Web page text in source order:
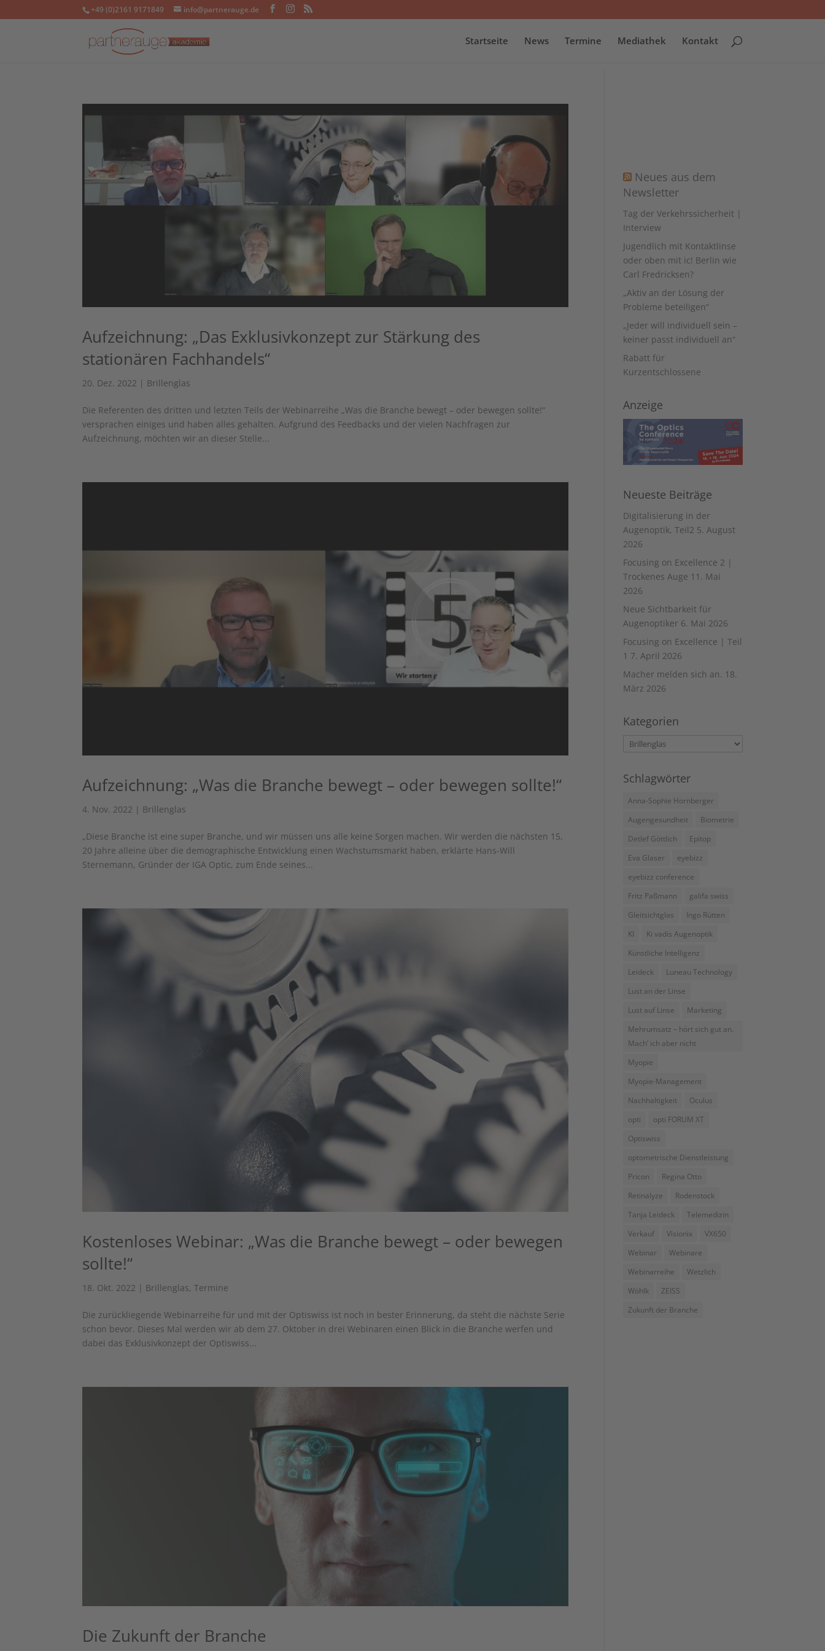
+49 (0)2161 9171849 info@partnerauge.de
Startseite News Termine Mediathek Kontakt
Aufzeichnung: „Das Exklusivkonzept zur Stärkung des
stationären Fachhandels“
20. Dez. 2022 | Brillenglas
Die Referenten des dritten und letzten Teils der Webinarreihe „Was die Branche bewegt – oder bewegen sollte!“
versprachen einiges und haben alles gehalten. Aufgrund des Feedbacks und der vielen Nachfragen zur
Aufzeichnung, möchten wir an dieser Stelle...
Aufzeichnung: „Was die Branche bewegt – oder bewegen sollte!“
4. Nov. 2022 | Brillenglas
„Diese Branche ist eine super Branche, und wir müssen uns alle keine Sorgen machen. Wir werden die nächsten 15,
20 Jahre alleine über die demographische Entwicklung einen Wachstumsmarkt haben, erklärte Hans-Will
Sternemann, Gründer der IGA Optic, zum Ende seines...
Kostenloses Webinar: „Was die Branche bewegt – oder bewegen
sollte!“
18. Okt. 2022 | Brillenglas,Termine
Die zurückliegende Webinarreihe für und mit der Optiswiss ist noch in bester Erinnerung, da steht die nächste Serie
schon bevor. Dieses Mal werden wir ab dem 27. Oktober in drei Webinaren einen Blick in die Branche werfen und
dabei das Exklusivkonzept der Optiswiss...
Die Zukunft der Branche
Neues aus dem
Newsletter
Tag der Verkehrssicherheit |
Interview
Jugendlich mit Kontaktlinse
oder oben mit ic! Berlin wie
Carl Fredricksen?
„Aktiv an der Lösung der
Probleme beteiligen“
„Jeder will individuell sein –
keiner passt individuell an“
Rabatt für
Kurzentschlossene
Anzeige
Neueste Beiträge
Digitalisierung in der
Augenoptik, Teil2 5. August
2026
Focusing on Excellence 2 |
Trockenes Auge 11. Mai
2026
Neue Sichtbarkeit für
Augenoptiker 6. Mai 2026
Focusing on Excellence | Teil
1 7. April 2026
Macher melden sich an. 18.
März 2026
Kategorien
Kategorien
Schlagwörter
Anna-Sophie Hornberger
Augengesundheit
Biometrie
Detlef Göttlich
Epitop
Eva Glaser
eyebizz
eyebizz conference
Fritz Paßmann
galifa swiss
Gleitsichtglas
Ingo Rütten
KI
Ki vadis Augenoptik
Künstliche Intelligenz
Leideck
Luneau Technology
Lust an der Linse
Lust auf Linse
Marketing
Mehrumsatz – hört sich gut an.
Mach’ ich aber nicht
Myopie
Myopie-Management
Nachhaltigkeit
Oculus
opti
opti FORUM XT
Optiswiss
optometrische Dienstleistung
Pricon
Regina Otto
Retinalyze
Rodenstock
Tanja Leideck
Telemedizin
Verkauf
Visionix
VX650
Webinar
Webinare
Webinarreihe
Wetzlich
Wöhlk
ZEISS
Zukunft der Branche